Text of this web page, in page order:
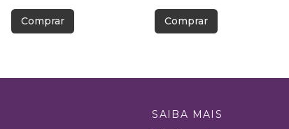
Comprar Comprar
SAIBA MAIS